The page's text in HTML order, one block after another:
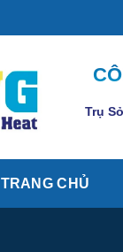
Trụ
TRANG CHỦ